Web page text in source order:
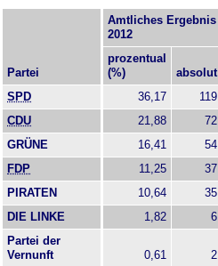
Partei
Amtliches Ergebnis
2012
prozentual
(%)
absolut
SPD
36,17 119
CDU
21,88 72
GRÜNE
16,41 54
FDP
11,25 37
PIRATEN
10,64 35
DIE LINKE
1,82 6
Partei der
Vernunft
0,61 2